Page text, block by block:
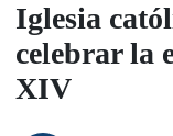
Iglesia
celebrar la
XIV